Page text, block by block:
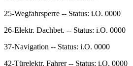
25-Wegfahrsperre -- Status: i.O. 0000
26-Elektr. Dachbet. -- Status: i.O. 0000
37-Navigation -- Status: i.O. 0000
42-Türelektr. Fahrer -- Status: i.O. 0000